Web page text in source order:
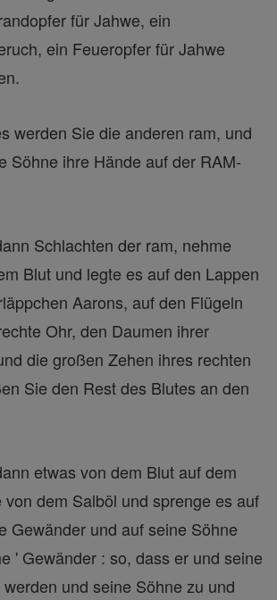
für Jahwe, ein
ein Feueropfer für Jahwe
werden Sie die anderen ram, und
Söhne ihre Hände auf der RAM-
Schlachten der ram, nehme
Blut und legte es auf den Lappen
Aarons, auf den Flügeln
Ohr, den Daumen ihrer
die großen Zehen ihres rechten
Sie den Rest des Blutes an den
etwas von dem Blut auf dem
von dem Salböl und sprenge es auf
Gewänder und auf seine Söhne
' Gewänder : so, dass er und seine
und seine Söhne zu und